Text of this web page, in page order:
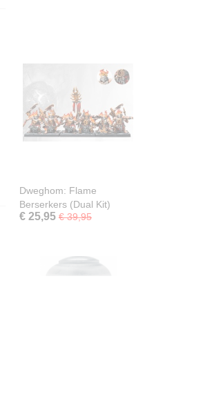
Dweghom: Flame
Berserkers (Dual Kit)
€ 25,95 € 39,95